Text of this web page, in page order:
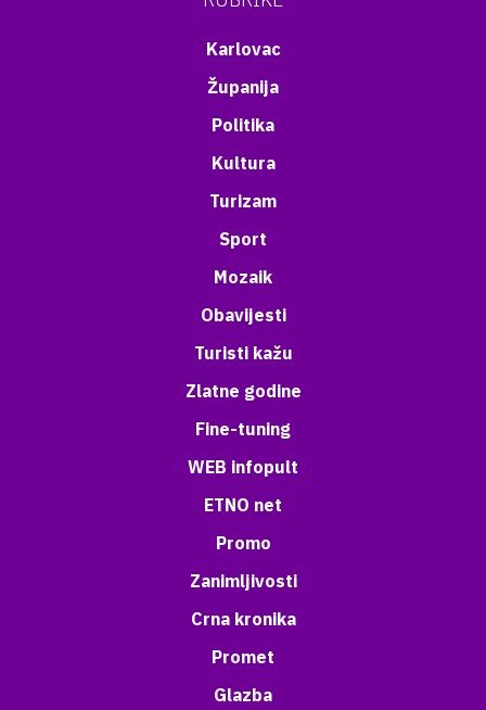
Karlovac
Županija
Politika
Kultura
Turizam
Sport
Mozaik
Obavijesti
Turisti kažu
Zlatne godine
Fine-tuning
WEB infopult
ETNO net
Promo
Zanimljivosti
Crna kronika
Promet
Glazba